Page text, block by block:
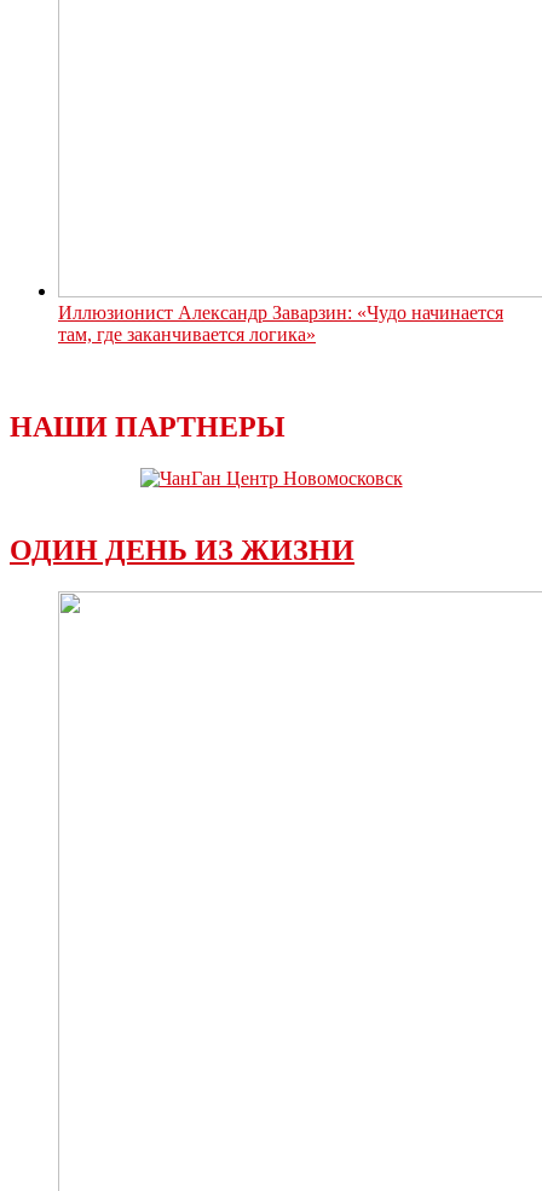
Иллюзионист Александр Заварзин: «Чудо начинается
там, где заканчивается логика»
НАШИ ПАРТНЕРЫ
ОДИН ДЕНЬ ИЗ ЖИЗНИ